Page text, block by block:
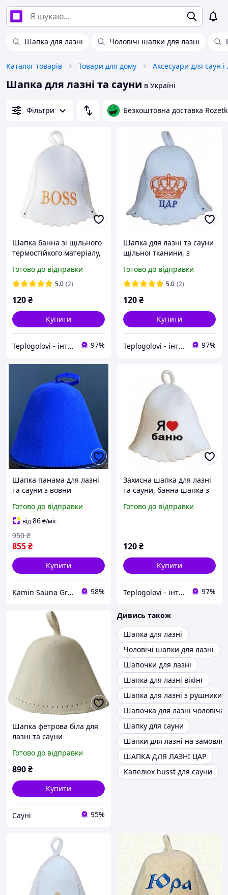
Шапка для лазні Чоловічі шапки для лазні
Каталог товарів Товари для дому Аксесуари для саун і
Шапка для лазні та сауни в Україні
Фільтри Безкоштовна доставка
Шапка банна зі щільного
термостійкого матеріалу,
з принтом "BOSS" Біла
Готово до відправки
5.0 (2)
120₴
Купити
Teplogolovi - інтернет-магазин товарів для лазні, прапори та балаклави 97%
Шапка для лазні та сауни
щільної тканини, з
"Цар" Біла
Готово до відправки
5.0 (2)
120₴
Купити
Teplogolovi - інтернет-магазин товарів для лазні, прапори та балаклави 97%
Шапка панама для лазні
та сауни з вовни
Готово до відправки
від86₴/міс
855₴
950 ₴
Купити
Kamin Sauna Group - каміни, печі, сауни, бані, хамами, барбекю та грилі. 98%
Захисна шапка для лазні
та сауни, банна шапка з
люблю лазню" Біла
Готово до відправки
120₴
Купити
Teplogolovi - інтернет-магазин товарів для лазні, прапори та балаклави 97%
Шапка фетрова біла для
лазні та сауни
Готово до відправки
890₴
Купити
Сауні 95%
Дивись також
Шапка для лазні
Чоловічі шапки для лазні
Шапочки для лазні
Шапка для лазні вікінг
Шапка для лазні з рушники
Шапочка для лазні чоловіча
Шапку для сауни
Шапки для лазні на
ШАПКА ДЛЯ ЛАЗНІ ЦАР
Капелюх husst для сауни